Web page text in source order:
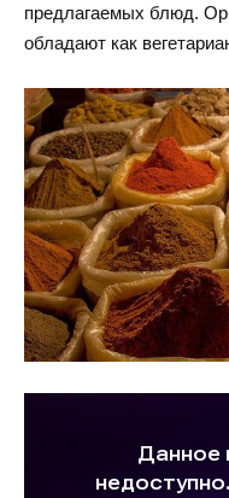
предлагаемых блюд.
обладают как